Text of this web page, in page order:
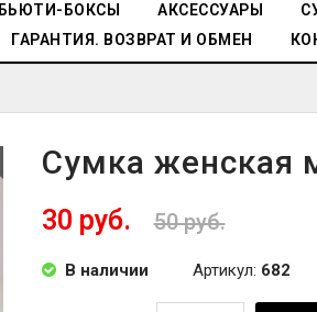
БЬЮТИ-БОКСЫ АКСЕССУАРЫ
ГАРАНТИЯ. ВОЗВРАТ И ОБМЕН
Сумка женская
30 руб. 50 руб.
В наличии Артикул: 682